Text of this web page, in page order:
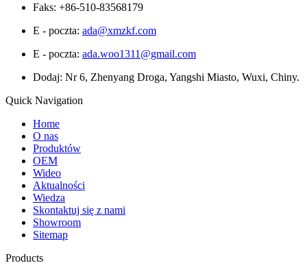
Faks: +86-510-83568179
E - poczta: ada@xmzkf.com
E - poczta: ada.woo1311@gmail.com
Dodaj: Nr 6, Zhenyang Droga, Yangshi Miasto, Wuxi, Chiny.
Quick Navigation
Home
O nas
Produktów
OEM
Wideo
Aktualności
Wiedza
Skontaktuj się z nami
Showroom
Sitemap
Products